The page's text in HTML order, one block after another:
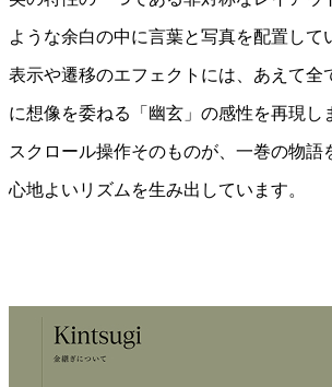
ような余白の中に言葉と写真を配置して
表示や遷移のエフェクトには、あえて全
に想像を委ねる「幽玄」の感性を再現し
スクロール操作そのものが、一巻の物語
心地よいリズムを生み出しています。